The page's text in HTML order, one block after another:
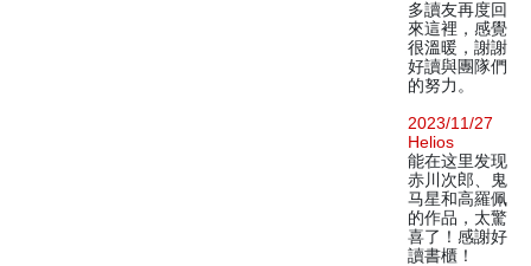
多讀友再度回
來這裡，感覺
很溫暖，謝謝
好讀與團隊們
的努力。
2023/11/27
Helios
能在这里发现
赤川次郎、鬼
马星和高羅佩
的作品，太驚
喜了！感謝好
讀書櫃！